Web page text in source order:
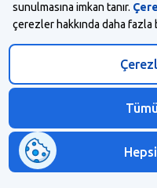
sunulmasına imkan tanır.
çerezler hakkında daha fazla
KVKK İlgili
2026